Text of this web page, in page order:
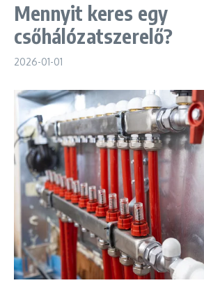
Mennyit keres egy
csőhálózatszerelő?
2026-01-01